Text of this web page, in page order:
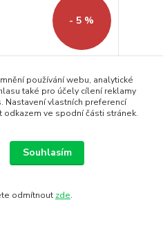
- 5 %
2 jsou vyrobeny z
používání webu, analytické
také pro účely cílení reklamy
Nastavení vlastních preferencí
ve spodní části stránek.
Souhlasím
odmítnout zde.